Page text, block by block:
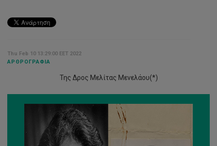
Thu Feb 10 13:29:00 EET 2022
ΑΡΘΡΟΓΡΑΦΊΑ
Της Δρος Μελίτας Μενελάου(*)